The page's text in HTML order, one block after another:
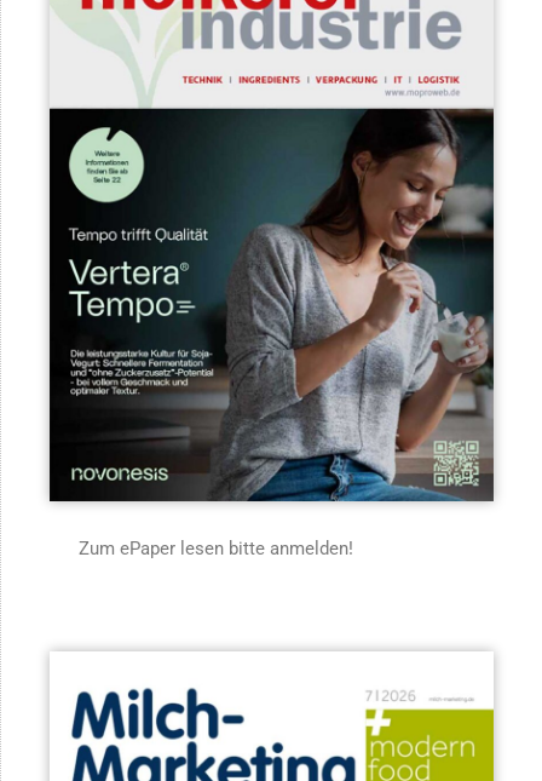
Zum ePaper lesen bitte anmelden!